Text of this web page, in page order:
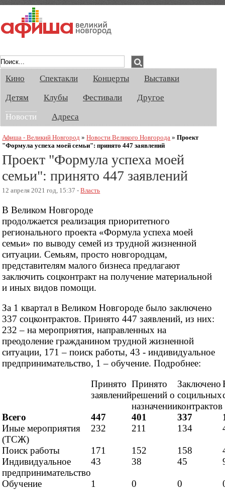
Кино Спектакли Концерты
Выставки
Детям
Клубы Фестивали
Другое
Новости
Адреса
Афиша - Великий Новгород »Новости Великого Новгорода »Проект
"Формула успеха моей семьи": принято 447 заявлений
Проект "Формула успеха моей
семьи": принято 447 заявлений
12 апреля 2021 год, 15:37 -Власть
В Великом Новгороде
продолжается реализация приоритетного
регионального проекта «Формула успеха моей
семьи» по выводу семей из трудной жизненной
ситуации. Семьям, просто новгородцам,
представителям малого бизнеса предлагают
заключить соцконтракт на получение материальной
и иных видов помощи.
За 1 квартал в Великом Новгороде было заключено
337 соцконтрактов. Принято 447 заявлений, из них:
232 – намероприятия, направленных на
преодоление гражданином трудной жизненной
ситуации, 171 – поиск работы, 43 - индивидуальное
предпринимательство, 1 – обучение. Подробнее:
Принято
заявлений
Принято
решений о
назначении
Заключено
социльных
контрактов
Всего 447 401 337
Иные мероприятия
(ТСЖ)
232 211 134
Поиск работы 171 152 158
Индивидуальное
предпринимательство
43 38 45
Обучение 1 0 0